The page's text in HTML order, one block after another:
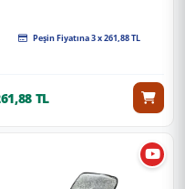
Peşin Fiyatına 3 x 261,88 TL
TL